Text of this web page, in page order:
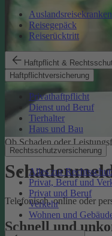
Reisegepäck
Reiserücktritt
Haftpflicht &
Haftpflichtversicherung
Privathaftpflicht
Dienst und Beruf
Tierhalter
Haus und Bau
Rechtsschutzversicherung
Alles zur
Privat, Beruf und
Privat und Beruf
Verkehr
Wohnen und
Ob Schaden oder
Telefonisch, online oder
Schnell und